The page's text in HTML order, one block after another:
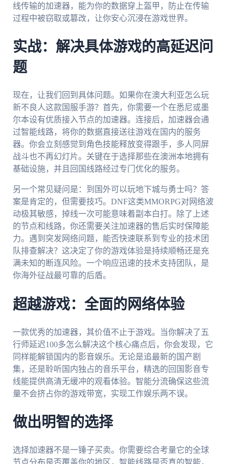
线传输的加速器，能为你的数据穿上盔甲，防止在传输
过程中被窃取或篡改，让你安心沉浸在游戏世界。
实战：解决具体游戏的高延迟问
题
现在，让我们回到具体问题。如果你在澳大利亚怎么玩
新不良人这款国服手游？首先，你需要一个在悉尼或墨
尔本设有优质接入节点的加速器。连接后，加速器会通
过智能线路，将你的数据直接送往游戏在国内的服务
器。你会立刻感觉到角色技能释放变得跟手，多人同屏
战斗也不再幻灯片。关键在于选择那些在澳洲本地拥有
基础设施，并且回国线路经过专门优化的服务。
另一个常见疑问是：到国外可以玩地下城与勇士吗？答
案是肯定的，但需要技巧。DNF这类MMORPG对网络波
动极其敏感，掉线一次可能意味着副本白打。除了上述
的节点和线路，你还需要关注加速器的售后实时保障能
力。遇到突发网络问题，能否快速联系到专业的技术团
队排查解决？这决定了你的游戏体验是持续顺畅还是充
满未知的断连风险。一个响应迅速的技术支持团队，是
你海外征战最可靠的后盾。
超越游戏：全面的网络体验
一款优秀的加速器，其价值不止于游戏。当你解决了五
行师延迟100多怎么解决这个核心痛点后，你会发现，它
同样能解锁国内的影音娱乐。无论是追最新的国产剧
集，还是聆听国内独占的音乐平台，精选的回国影音专
线能提供高清无缓冲的观看体验。智能分流确保这些流
量不会挤占你的游戏带宽，实现工作娱乐两不误。
做出明智的选择
选择加速器不是一锤子买卖。你需要综合考量它的全球